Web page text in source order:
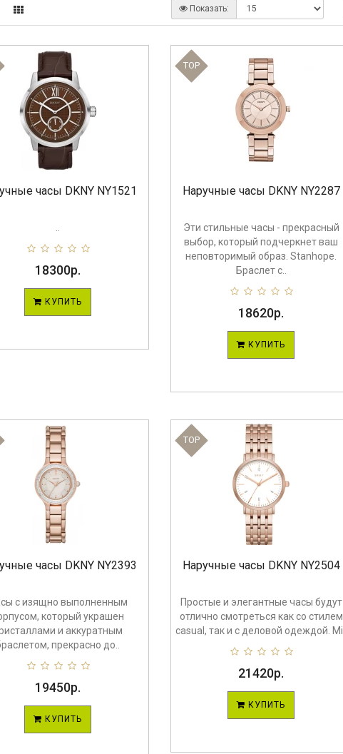
Показать:
часы DKNY NY1521
18300р.
КУПИТЬ
TOP
Наручные часы DKNY NY2287
Эти стильные часы - прекрасный
выбор, который подчеркнет ваш
неповторимый образ. Stanhope.
Браслет с..
18620р.
КУПИТЬ
часы DKNY NY2393
с изящно выполненным
который украшен
и аккуратным
прекрасно до..
19450р.
КУПИТЬ
TOP
Наручные часы DKNY NY2504
Простые и элегантные часы будут
отлично смотреться как со стилем
casual, так и с деловой одеждой. Mi..
21420р.
КУПИТЬ